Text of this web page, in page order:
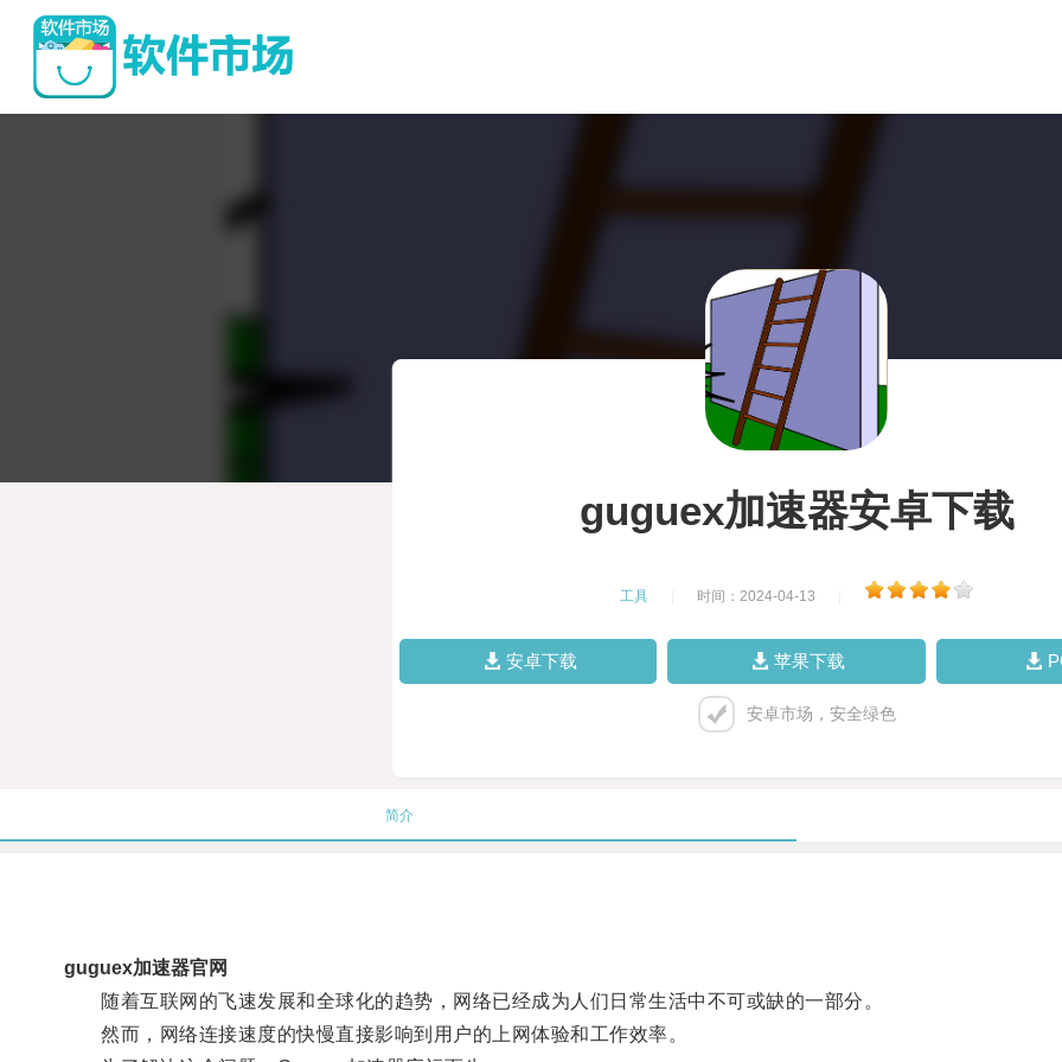
guguex加速器安卓下载
工具 时间：2024-04-13
安卓下载 苹果下载
安卓市场，安全绿色
简介
guguex加速器官网
随着互联网的飞速发展和全球化的趋势，网络已经成为人们日常生活中不可或缺的一部分。
然而，网络连接速度的快慢直接影响到用户的上网体验和工作效率。